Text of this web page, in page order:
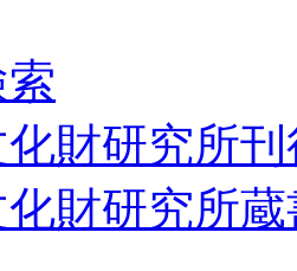
財研究所
財研究所